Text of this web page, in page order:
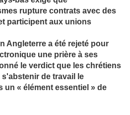
rupture contrats avec des
participent aux unions
Angleterre a été rejeté pour
une prière à ses
le verdict que les chrétiens
de travail le
un « élément essentiel » de